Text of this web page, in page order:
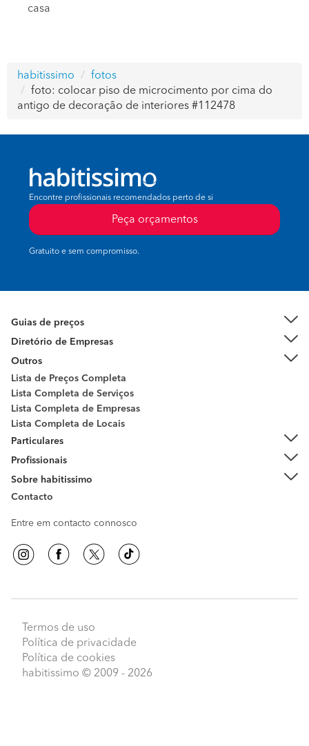
casa
habitissimo
fotos
foto: colocar piso de microcimento por cima do
antigo de decoração de interiores #112478
Encontre profissionais recomendados perto de si
Peça orçamentos
Gratuito e sem compromisso.
Guias de preços
Diretório de Empresas
Outros
Lista de Preços Completa
Lista Completa de Serviços
Lista Completa de Empresas
Lista Completa de Locais
Particulares
Profissionais
Sobre habitissimo
Contacto
Entre em contacto connosco
Termos de uso
Política de privacidade
Política de cookies
habitissimo © 2009 - 2026